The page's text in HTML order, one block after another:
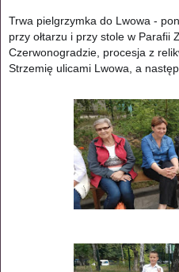
Trwa pielgrzymka do Lwowa -
przy ołtarzu i przy stole w Parafii
Czerwonogradzie, procesja z
Strzemię ulicami Lwowa, a